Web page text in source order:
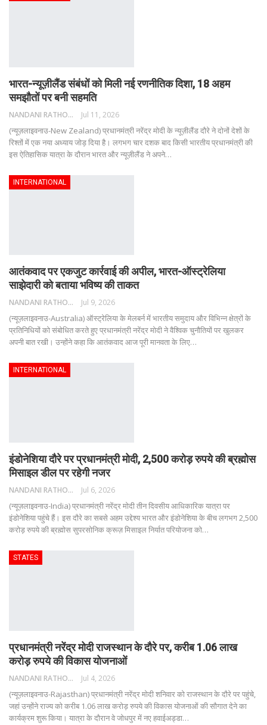
भारत-न्यूज़ीलैंड संबंधों को मिली नई रणनीतिक दिशा, 18 अहम
समझौतों पर बनी सहमति
NANDANI RATHORE Jul 11, 2026
(न्यूज़लाइवनाउ-New Zealand) प्रधानमंत्री नरेंद्र मोदी के न्यूज़ीलैंड दौरे ने दोनों देशों के
रिश्तों में एक नया अध्याय जोड़ दिया है। लगभग चार दशक बाद किसी भारतीय प्रधानमंत्री की
इस ऐतिहासिक यात्रा के दौरान भारत और न्यूज़ीलैंड ने अपने…
INTERNATIONAL
आतंकवाद पर एकजुट कार्रवाई की अपील, भारत-ऑस्ट्रेलिया
साझेदारी को बताया भविष्य की ताकत
NANDANI RATHORE Jul 9, 2026
(न्यूज़लाइवनाउ-Australia) ऑस्ट्रेलिया के मेलबर्न में भारतीय समुदाय और विभिन्न क्षेत्रों के
प्रतिनिधियों को संबोधित करते हुए प्रधानमंत्री नरेंद्र मोदी ने वैश्विक चुनौतियों पर खुलकर
अपनी बात रखी। उन्होंने कहा कि आतंकवाद आज पूरी मानवता के लिए…
INTERNATIONAL
इंडोनेशिया दौरे पर प्रधानमंत्री मोदी, 2,500 करोड़ रुपये की ब्रह्मोस
मिसाइल डील पर रहेगी नजर
NANDANI RATHORE Jul 6, 2026
(न्यूज़लाइवनाउ-India) प्रधानमंत्री नरेंद्र मोदी तीन दिवसीय आधिकारिक यात्रा पर
इंडोनेशिया पहुंचे हैं। इस दौरे का सबसे अहम उद्देश्य भारत और इंडोनेशिया के बीच लगभग 2,500
करोड़ रुपये की ब्रह्मोस सुपरसोनिक क्रूज़ मिसाइल निर्यात परियोजना को…
STATES
प्रधानमंत्री नरेंद्र मोदी राजस्थान के दौरे पर, करीब 1.06 लाख
करोड़ रुपये की विकास योजनाओं
NANDANI RATHORE Jul 4, 2026
(न्यूज़लाइवनाउ-Rajasthan) प्रधानमंत्री नरेंद्र मोदी शनिवार को राजस्थान के दौरे पर पहुंचे,
जहां उन्होंने राज्य को करीब 1.06 लाख करोड़ रुपये की विकास योजनाओं की सौगात देने का
कार्यक्रम शुरू किया। यात्रा के दौरान वे जोधपुर में नए हवाईअड्डा…